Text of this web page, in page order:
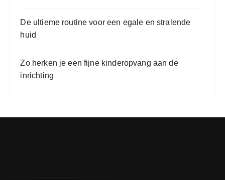
De ultieme routine voor een egale en stralende
huid
Zo herken je een fijne kinderopvang aan de
inrichting